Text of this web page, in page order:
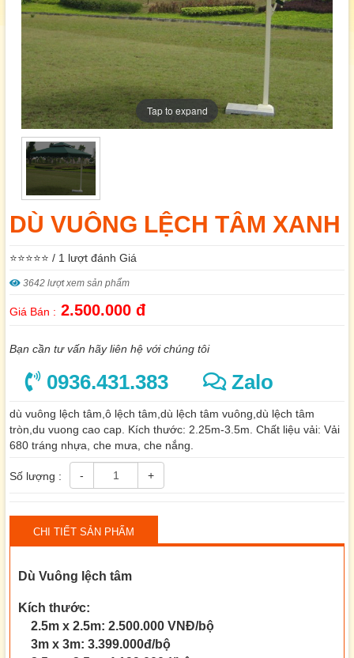
Tap to expand
DÙ VUÔNG LỆCH TÂM XANH
⭐⭐⭐⭐⭐ / 1 lượt đánh Giá
3642 lượt xem sản phẩm
Giá Bán : 2.500.000 đ
Bạn cần tư vấn hãy liên hệ với chúng tôi
0936.431.383 Zalo
dù vuông lệch tâm,ô lệch tâm,dù lệch tâm vuông,dù lệch tâm
tròn,du vuong cao cap. Kích thước: 2.25m-3.5m. Chất liệu vải: Vải
680 tráng nhựa, che mưa, che nắng.
Số lượng : - +
CHI TIẾT SẢN PHẨM
Dù Vuông lệch tâm
Kích thước:
2.5m x 2.5m: 2.500.000 VNĐ/bộ
3m x 3m: 3.399.000đ/bộ